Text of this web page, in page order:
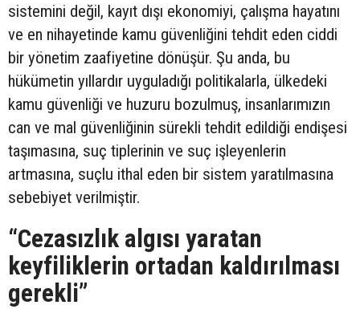
sistemini değil, kayıt dışı ekonomiyi, çalışma hayatını
ve en nihayetinde kamu güvenliğini tehdit eden ciddi
bir yönetim zaafiyetine dönüşür. Şu anda, bu
hükümetin yıllardır uyguladığı politikalarla, ülkedeki
kamu güvenliği ve huzuru bozulmuş, insanlarımızın
can ve mal güvenliğinin sürekli tehdit edildiği endişesi
taşımasına, suç tiplerinin ve suç işleyenlerin
artmasına, suçlu ithal eden bir sistem yaratılmasına
sebebiyet verilmiştir.
“Cezasızlık algısı yaratan
keyfiliklerin ortadan kaldırılması
gerekli”